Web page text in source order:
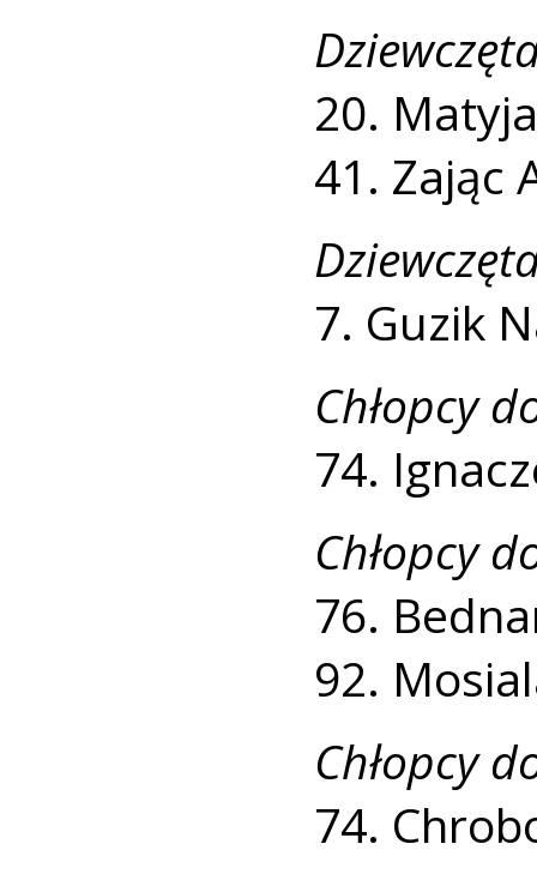
20.
41. Zając
7. Guzik
Chłopcy
74.
Chłopcy
76.
92.
Chłopcy
74.